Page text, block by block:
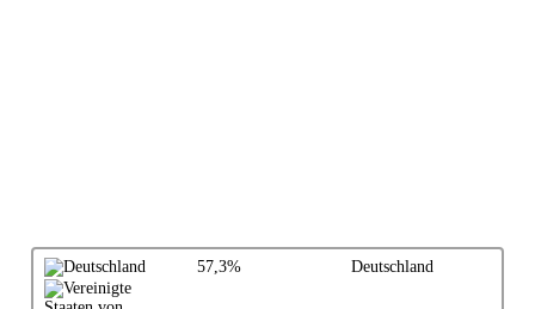
57,3% Deutschland